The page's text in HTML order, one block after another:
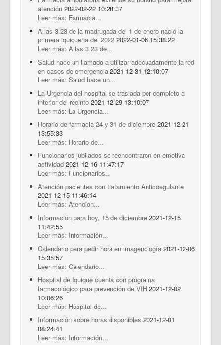
atención 2022-02-22 10:28:37
Leer más: Farmacia...
A las 3.23 de la madrugada del 1 de enero nació la
primera iquiqueña del 2022 2022-01-06 15:38:22
Leer más: A las 3.23 de...
Salud hace un llamado a utilizar adecuadamente la red
en casos de emergencia 2021-12-31 12:10:07
Leer más: Salud hace un...
La Urgencia del hospital se traslada por completo al
interior del recinto 2021-12-29 13:10:07
Leer más: La Urgencia...
Horario de farmacia 24 y 31 de diciembre 2021-12-21
13:55:33
Leer más: Horario de...
Funcionarios jubilados se reencontraron en emotiva
actividad 2021-12-16 11:47:17
Leer más: Funcionarios...
Atención pacientes con tratamiento Anticoagulante
2021-12-15 11:46:14
Leer más: Atención...
Información para hoy, 15 de diciembre 2021-12-15
11:42:55
Leer más: Información...
Calendario para pedir hora en imagenología 2021-12-06
15:35:57
Leer más: Calendario...
Hospital de Iquique cuenta con programa
farmacológico para prevención de VIH 2021-12-02
10:06:26
Leer más: Hospital de...
Información sobre horas disponibles 2021-12-01
08:24:41
Leer más: Información...